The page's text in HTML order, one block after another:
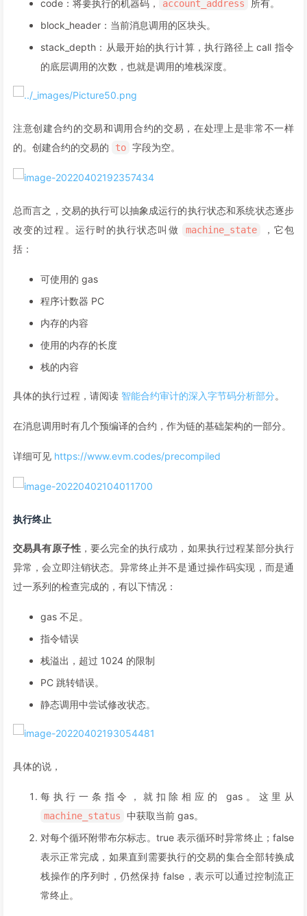
code：将要执行的机器码， account_address
所有。
block_header：当前消息调用的区块头。
stack_depth：从最开始的执行计算，执行路径上 call 指令
的底层调用的次数，也就是调用的堆栈深度。
注意创建合约的交易和调用合约的交易，在处理上是非常不一样
的。创建合约的交易的
to 字段为空。
总而言之，交易的执行可以抽象成运行的执行状态和系统状态逐步
改变的过程。运行时的执行状态叫做
machine_state
，它包
括：
可使用的 gas
程序计数器 PC
内存的内容
使用的内存的长度
栈的内容
具体的执行过程，请阅读 智能合约审计的深入字节码分析部分。
在消息调用时有几个预编译的合约，作为链的基础架构的一部分。
详细可见 https://www.evm.codes/precompiled
执行终止
交易具有原子性 ，要么完全的执行成功，如果执行过程某部分执行
异常，会立即注销状态。异常终止并不是通过操作码实现，而是通
过一系列的检查完成的，有以下情况：
gas 不足。
指令错误
栈溢出，超过 1024 的限制
PC 跳转错误。
静态调用中尝试修改状态。
具体的说，
每执行一条指令，就扣除相应的 gas。这里从
machine_status
中获取当前 gas。
对每个循环附带布尔标志。true 表示循环时异常终止；false
表示正常完成，如果直到需要执行的交易的集合全部转换成
栈操作的序列时，仍然保持 false，表示可以通过控制流正
常终止。